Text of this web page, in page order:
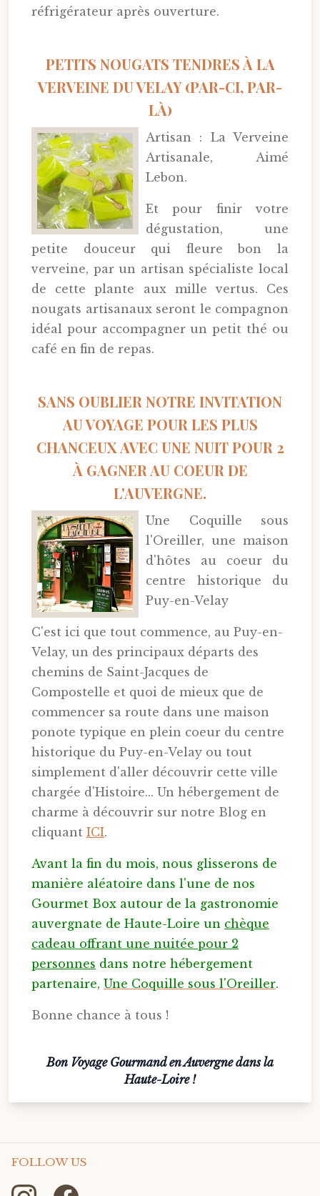
réfrigérateur après ouverture.
PETITS NOUGATS TENDRES À LA
VERVEINE DU VELAY (PAR-CI, PAR-
LÀ)
Artisan : La Verveine
Artisanale, Aimé
Lebon.
Et pour finir votre
dégustation, une
petite douceur qui fleure bon la
verveine, par un artisan spécialiste local
de cette plante aux mille vertus. Ces
nougats artisanaux seront le compagnon
idéal pour accompagner un petit thé ou
café en fin de repas.
SANS OUBLIER NOTRE INVITATION
AU VOYAGE POUR LES PLUS
CHANCEUX AVEC UNE NUIT POUR 2
À GAGNER AU COEUR DE
L'AUVERGNE.
Une Coquille sous
l'Oreiller, une maison
d'hôtes au coeur du
centre historique du
Puy-en-Velay
C'est ici que tout commence, au Puy-en-
Velay, un des principaux départs des
chemins de Saint-Jacques de
Compostelle et quoi de mieux que de
commencer sa route dans une maison
ponote typique en plein coeur du centre
historique du Puy-en-Velay ou tout
simplement d'aller découvrir cette ville
chargée d'Histoire... Un hébergement de
charme à découvrir sur notre Blog en
cliquant ICI.
Avant la fin du mois, nous glisserons de
manière aléatoire dans l'une de nos
Gourmet Box autour de la gastronomie
auvergnate de Haute-Loire un chèque
cadeau offrant une nuitée pour 2
personnes dans notre hébergement
partenaire, Une Coquille sous l'Oreiller.
Bonne chance à tous !
Bon Voyage Gourmand en Auvergne dans la
Haute-Loire !
FOLLOW US